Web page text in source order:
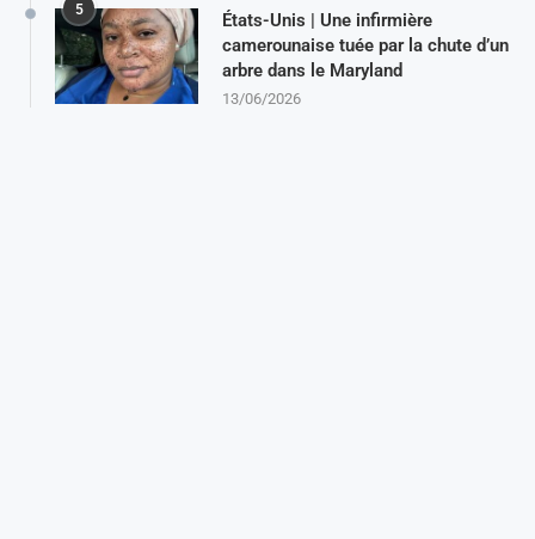
5
États-Unis | Une infirmière
camerounaise tuée par la chute d’un
arbre dans le Maryland
13/06/2026